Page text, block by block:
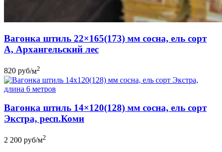
Вагонка штиль 22×165(173) мм сосна, ель сорт
A, Архангельский лес
820 руб/м2
Вагонка штиль 14×120(128) мм сосна, ель сорт
Экстра, респ.Коми
2 200 руб/м2